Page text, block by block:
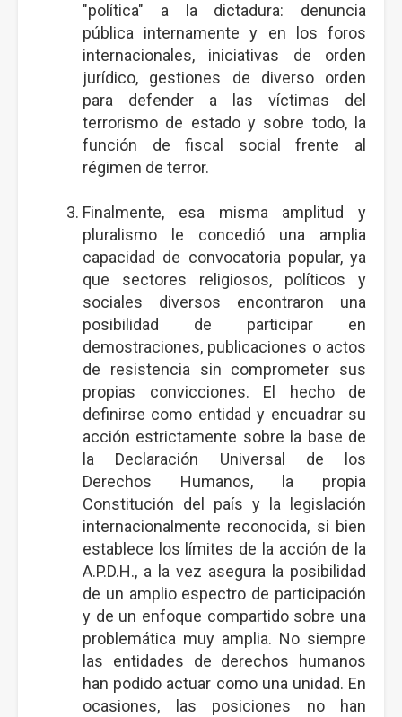
"política" a la dictadura: denuncia
pública internamente y en los foros
internacionales, iniciativas de orden
jurídico, gestiones de diverso orden
para defender a las víctimas del
terrorismo de estado y sobre todo, la
función de fiscal social frente al
régimen de terror.
Finalmente, esa misma amplitud y
pluralismo le concedió una amplia
capacidad de convocatoria popular, ya
que sectores religiosos, políticos y
sociales diversos encontraron una
posibilidad de participar en
demostraciones, publicaciones o actos
de resistencia sin comprometer sus
propias convicciones. El hecho de
definirse como entidad y encuadrar su
acción estrictamente sobre la base de
la Declaración Universal de los
Derechos Humanos, la propia
Constitución del país y la legislación
internacionalmente reconocida, si bien
establece los límites de la acción de la
A.P.D.H., a la vez asegura la posibilidad
de un amplio espectro de participación
y de un enfoque compartido sobre una
problemática muy amplia. No siempre
las entidades de derechos humanos
han podido actuar como una unidad. En
ocasiones, las posiciones no han